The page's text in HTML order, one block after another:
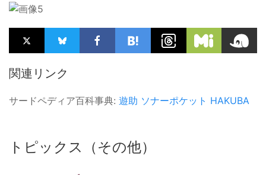
関連リンク
サードペディア百科事典: 遊助 ソナーポケット HAKUBA
トピックス（その他）